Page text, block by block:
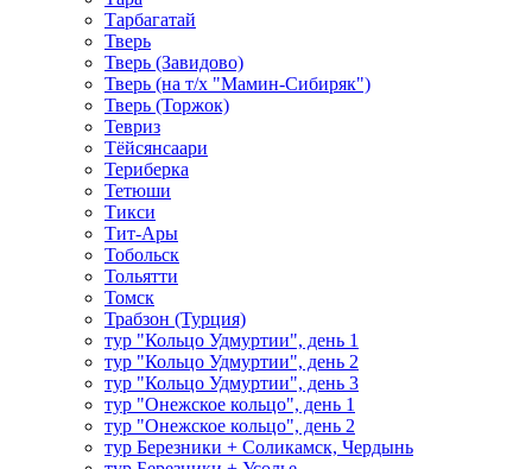
Тарбагатай
Тверь
Тверь (Завидово)
Тверь (на т/х "Мамин-Сибиряк")
Тверь (Торжок)
Тевриз
Тёйсянсаари
Териберка
Тетюши
Тикси
Тит-Ары
Тобольск
Тольятти
Томск
Трабзон (Турция)
тур "Кольцо Удмуртии", день 1
тур "Кольцо Удмуртии", день 2
тур "Кольцо Удмуртии", день 3
тур "Онежское кольцо", день 1
тур "Онежское кольцо", день 2
тур Березники + Соликамск, Чердынь